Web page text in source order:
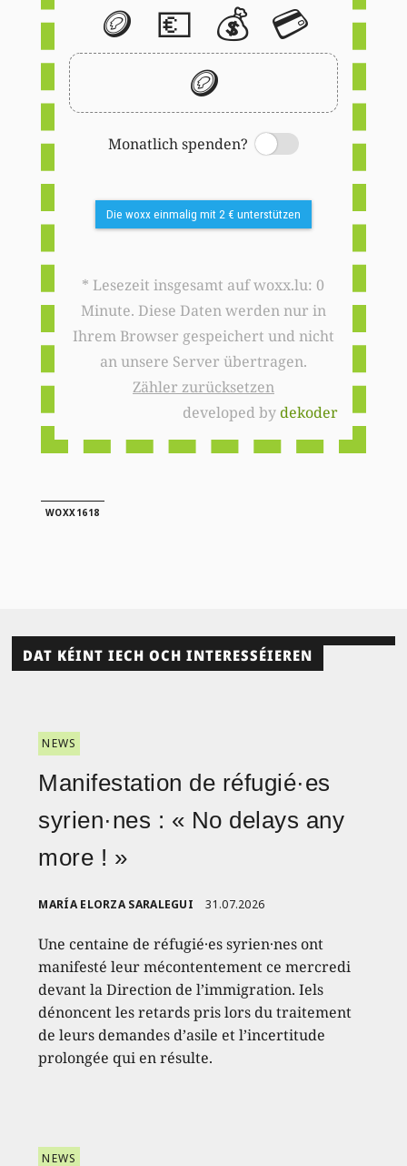
🪙 💶 💰 💳
🪙
Monatlich spenden?
Switch
Die woxx einmalig mit 2 € unterstützen
* Lesezeit insgesamt auf woxx.lu: 0
Minute. Diese Daten werden nur in
Ihrem Browser gespeichert und nicht
an unsere Server übertragen.
Zähler zurücksetzen
developed bydekoder
WOXX1618
DAT KÉINT IECH OCH INTERESSÉIEREN
NEWS
Manifestation de réfugié·es
syrien·nes : « No delays any
more ! »
MARÍA ELORZA SARALEGUI 31.07.2026
Une centaine de réfugié·es syrien·nes ont
manifesté leur mécontentement ce mercredi
devant la Direction de l’immigration. Iels
dénoncent les retards pris lors du traitement
de leurs demandes d’asile et l’incertitude
prolongée qui en résulte.
NEWS